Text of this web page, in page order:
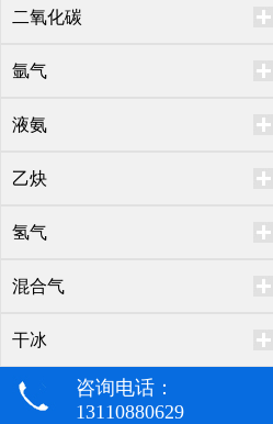
二氧化碳
氩气
液氨
乙炔
氢气
混合气
干冰
咨询电话：
13110880629